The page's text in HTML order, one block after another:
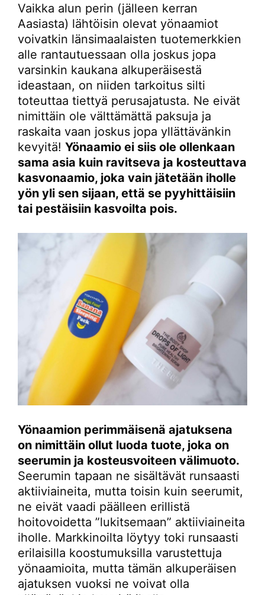
Vaikka alun perin (jälleen kerran
Aasiasta) lähtöisin olevat yönaamiot
voivatkin länsimaalaisten tuotemerkkien
alle rantautuessaan olla joskus jopa
varsinkin kaukana alkuperäisestä
ideastaan, on niiden tarkoitus silti
toteuttaa tiettyä perusajatusta. Ne eivät
nimittäin ole välttämättä paksuja ja
raskaita vaan joskus jopa yllättävänkin
kevyitä! Yönaamio ei siis ole ollenkaan
sama asia kuin ravitseva ja kosteuttava
kasvonaamio, joka vain jätetään iholle
yön yli sen sijaan, että se pyyhittäisiin
tai pestäisiin kasvoilta pois.
Yönaamion perimmäisenä ajatuksena
on nimittäin ollut luoda tuote, joka on
seerumin ja kosteusvoiteen välimuoto.
Seerumin tapaan ne sisältävät runsaasti
aktiiviaineita, mutta toisin kuin seerumit,
ne eivät vaadi päälleen erillistä
hoitovoidetta ”lukitsemaan” aktiiviaineita
iholle. Markkinoilta löytyy toki runsaasti
erilaisilla koostumuksilla varustettuja
yönaamioita, mutta tämän alkuperäisen
ajatuksen vuoksi ne voivat olla